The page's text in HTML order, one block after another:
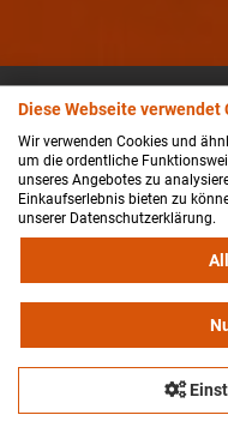
Der Newsletter kann
© 2026 Fleischer GmbH & Co,
Diese Webseite verwendet
Wir verwenden Cookies und
um die ordentliche
unseres Angebotes zu
Einkaufserlebnis bieten zu
unserer Datenschutzerklärung.